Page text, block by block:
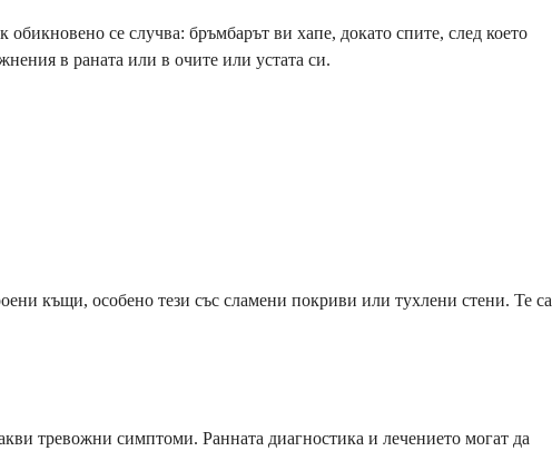
обикновено се случва: бръмбарът ви хапе, докато спите, след което
в раната или в очите или устата си.
къщи, особено тези със сламени покриви или тухлени стени. Те са
тревожни симптоми. Ранната диагностика и лечението могат да